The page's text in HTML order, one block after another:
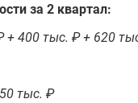
за 2 квартал:
400 тыс. ₽ + 620
тыс. ₽